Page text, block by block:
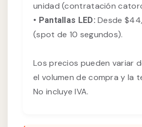
unidad (contratación
• Pantallas LED: Desde
(spot de 10 segundos).
Los precios pueden variar
el volumen de compra y la
No incluye IVA.